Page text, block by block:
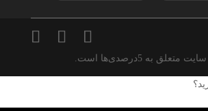
به 5درصدی‌ها است.